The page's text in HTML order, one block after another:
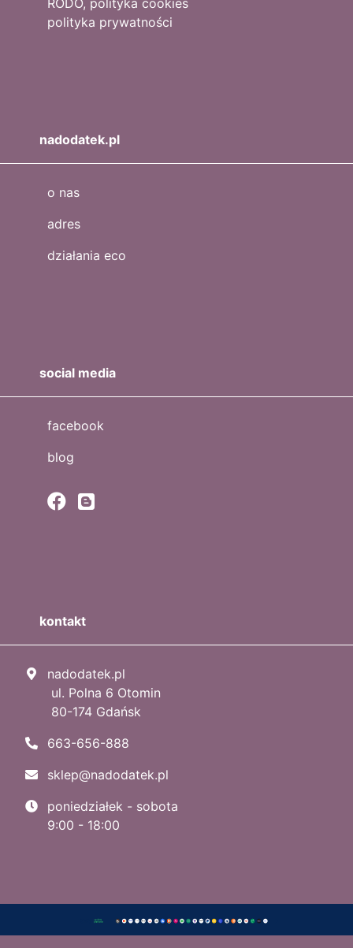
polityka prywatności
nadodatek.pl
o nas
adres
działania eco
social media
facebook
blog
kontakt
nadodatek.pl
ul. Polna 6 Otomin
80-174 Gdańsk
663-656-888
sklep@nadodatek.pl
poniedziałek - sobota
9:00 - 18:00